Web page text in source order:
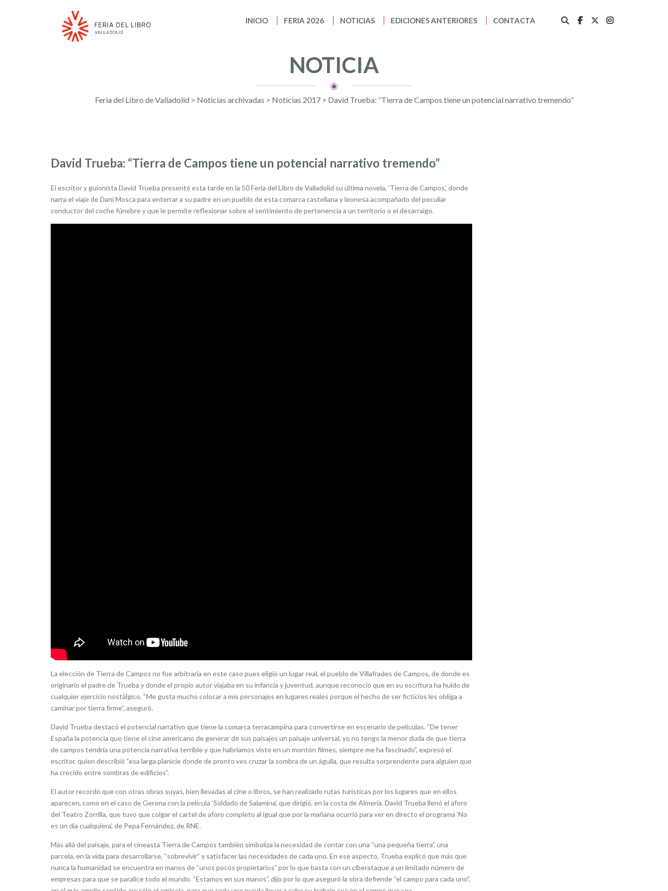
INICIO FERIA 2026 NOTICIAS EDICIONES ANTERIORES CONTACTA
NOTICIA
Feria del Libro de Valladolid > Noticias archivadas > Noticias 2017> David Trueba: “Tierra de Campos tiene un potencial narrativo tremendo”
David Trueba: “Tierra de Campos tiene un potencial narrativo tremendo”
El escritor y guionista David Trueba presentó esta tarde en la 50 Feria del Libro de Valladolid su última novela, ‘Tierra de Campos’, donde
narra el viaje de Dani Mosca para enterrar a su padre en un pueblo de esta comarca castellana y leonesa acompañado del peculiar
conductor del coche fúnebre y que le permite reflexionar sobre el sentimiento de pertenencia a un territorio o el desarraigo.
La elección de Tierra de Campos no fue arbitraria en este caso pues eligió un lugar real, el pueblo de Villafrades de Campos, de donde es
originario el padre de Trueba y donde el propio autor viajaba en su infancia y juventud, aunque reconoció que en su escritura ha huido de
cualquier ejercicio nostálgico. “Me gusta mucho colocar a mis personajes en lugares reales porque el hecho de ser ficticios les obliga a
caminar por tierra firme”, aseguró.
David Trueba destacó el potencial narrativo que tiene la comarca terracampina para convertirse en escenario de películas. “De tener
España la potencia que tiene el cine americano de generar de sus paisajes un paisaje universal, yo no tengo la menor duda de que tierra
de campos tendría una potencia narrativa terrible y que habríamos visto en un montón filmes, siempre me ha fascinado”, expresó el
escritor, quien describió “esa larga planicie donde de pronto ves cruzar la sombra de un águila, que resulta sorprendente para alguien que
ha crecido entre sombras de edificios”.
El autor recordó que con otras obras suyas, bien llevadas al cine o libros, se han realizado rutas turísticas por los lugares que en ellos
aparecen, como en el caso de Gerona con la película ‘Soldado de Salamina’, que dirigió, en la costa de Almería. David Trueba llenó el aforo
del Teatro Zorrilla, que tuvo que colgar el cartel de aforo completo al igual que por la mañana ocurrió para ver en directo el programa ‘No
es un día cualquiera’, de Pepa Fernández, de RNE.
Más allá del paisaje, para el cineasta Tierra de Campos también simboliza la necesidad de contar con una “una pequeña tierra”, una
parcela, en la vida para desarrollarse, “sobrevivir” y satisfacer las necesidades de cada uno. En ese aspecto, Trueba explicó que más que
nunca la humanidad se encuentra en manos de “unos pocos propietarios” por lo que basta con un ciberataque a un limitado número de
empresas para que se paralice todo el mundo. “Estamos en sus manos”, dijo por lo que aseguró la obra defiende “el campo para cada uno”,